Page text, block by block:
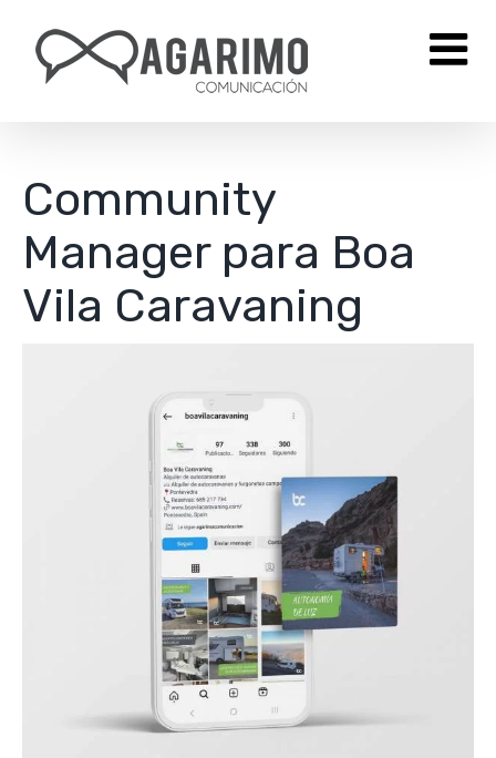
contenido
Community
Manager para Boa
Vila Caravaning